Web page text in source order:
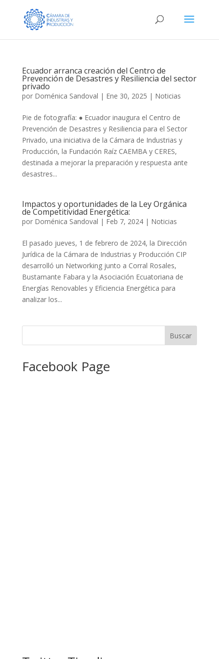
Ecuador arranca creación del Centro de
Prevención de Desastres y Resiliencia del sector
privado
por Doménica Sandoval | Ene 30, 2025 | Noticias
Pie de fotografía: ● Ecuador inaugura el Centro de
Prevención de Desastres y Resiliencia para el Sector
Privado, una iniciativa de la Cámara de Industrias y
Producción, la Fundación Raíz CAEMBA y CERES,
destinada a mejorar la preparación y respuesta ante
desastres...
Impactos y oportunidades de la Ley Orgánica
de Competitividad Energética:
por Doménica Sandoval | Feb 7, 2024| Noticias
El pasado jueves, 1 de febrero de 2024, la Dirección
Jurídica de la Cámara de Industrias y Producción CIP
desarrolló un Networking junto a Corral Rosales,
Bustamante Fabara y la Asociación Ecuatoriana de
Energías Renovables y Eficiencia Energética para
analizar los...
Facebook Page